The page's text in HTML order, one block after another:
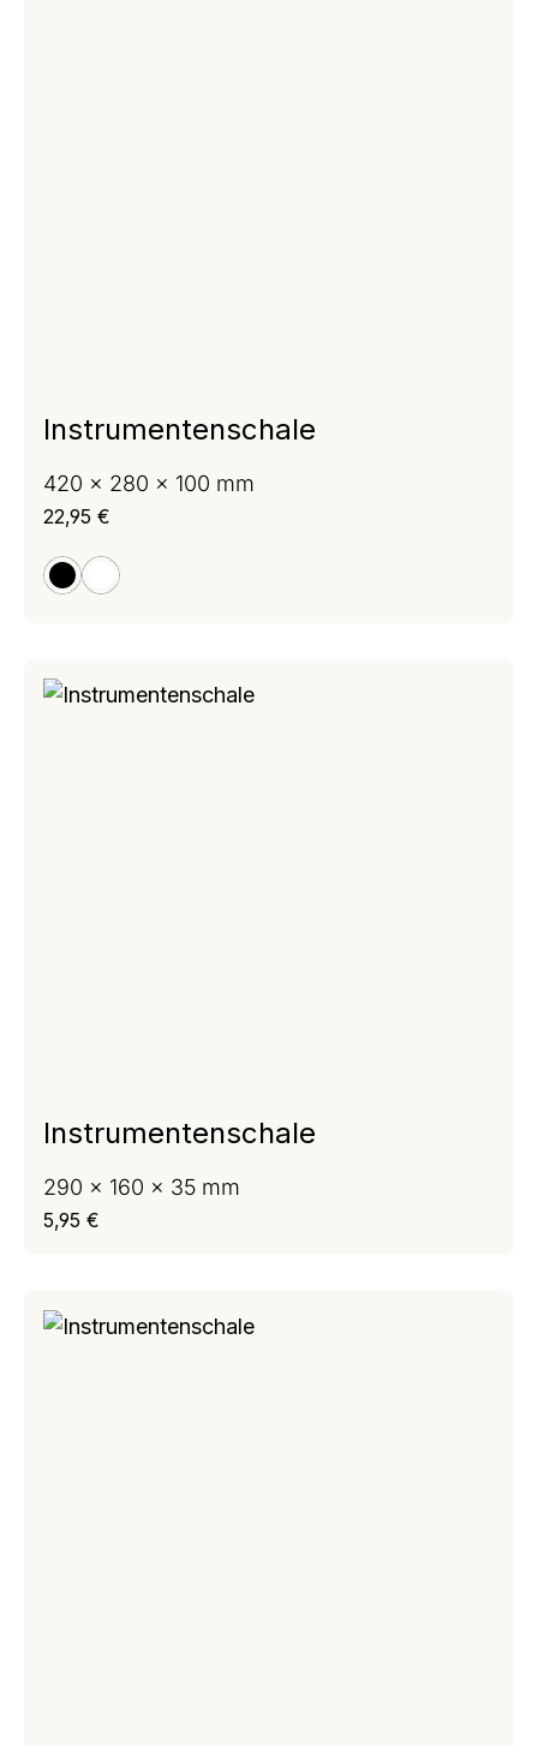
Instrumentenschale
420 x 280 x 100 mm
schwarz
weiß
Regulärer Preis:
22,95 €
Instrumentenschale
290 x 160 x 35 mm
Regulärer Preis:
5,95 €